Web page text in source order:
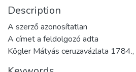
Description
A szerző azonosítatlan
A címet a feldolgozó adta
Kögler Mátyás ceruzavázlata